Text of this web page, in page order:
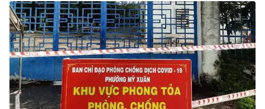
Video Shorts video
VTV Money VTV Thể thao
VTV Sức khoẻ Bất động sản